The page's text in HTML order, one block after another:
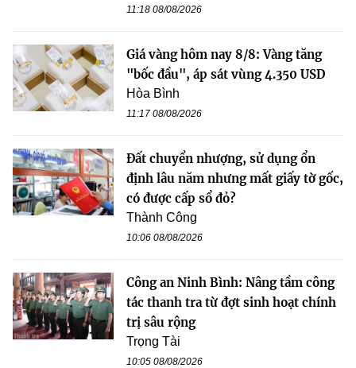
11:18 08/08/2026
Giá vàng hôm nay 8/8: Vàng tăng
"bốc đầu", áp sát vùng 4.350 USD
Hòa Bình
11:17 08/08/2026
Đất chuyển nhượng, sử dụng ổn
định lâu năm nhưng mất giấy tờ gốc,
có được cấp sổ đỏ?
Thành Công
10:06 08/08/2026
Công an Ninh Bình: Nâng tầm công
tác thanh tra từ đợt sinh hoạt chính
trị sâu rộng
Trọng Tài
10:05 08/08/2026